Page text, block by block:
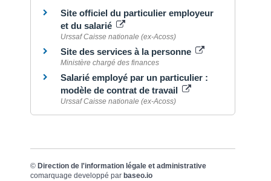
Site officiel du particulier employeur
et du salarié
Urssaf Caisse nationale (ex-Acoss)
Site des services à la personne
Ministère chargé des finances
Salarié employé par un particulier :
modèle de contrat de travail
Urssaf Caisse nationale (ex-Acoss)
© Direction de l'information légale et administrative
comarquage developpé par baseo.io